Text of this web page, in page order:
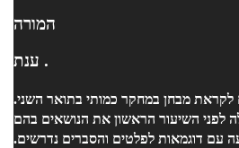
המורה
ענת .
לקראת מבחן במחקר כמותי בתואר השני.
לפני השיעור הראשון את הנושאים בהם
עם דוגמאות לפלטים והסברים נדרשים.